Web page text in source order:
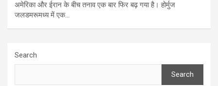
अमेरिका और ईरान के बीच तनाव एक बार फिर बढ़ गया है। होर्मुज
जलडमरूमध्य में एक…
Search
Search